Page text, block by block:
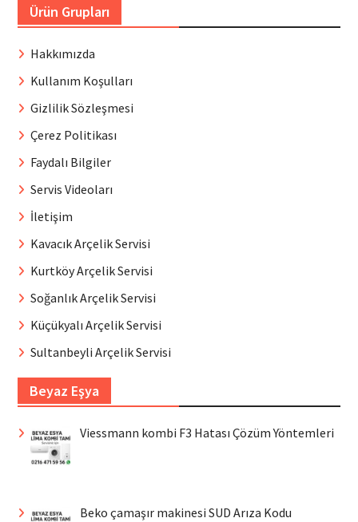
Ürün Grupları
Hakkımızda
Kullanım Koşulları
Gizlilik Sözleşmesi
Çerez Politikası
Faydalı Bilgiler
Servis Videoları
İletişim
Kavacık Arçelik Servisi
Kurtköy Arçelik Servisi
Soğanlık Arçelik Servisi
Küçükyalı Arçelik Servisi
Sultanbeyli Arçelik Servisi
Beyaz Eşya
Viessmann kombi F3 Hatası Çözüm Yöntemleri
Beko çamaşır makinesi SUD Arıza Kodu